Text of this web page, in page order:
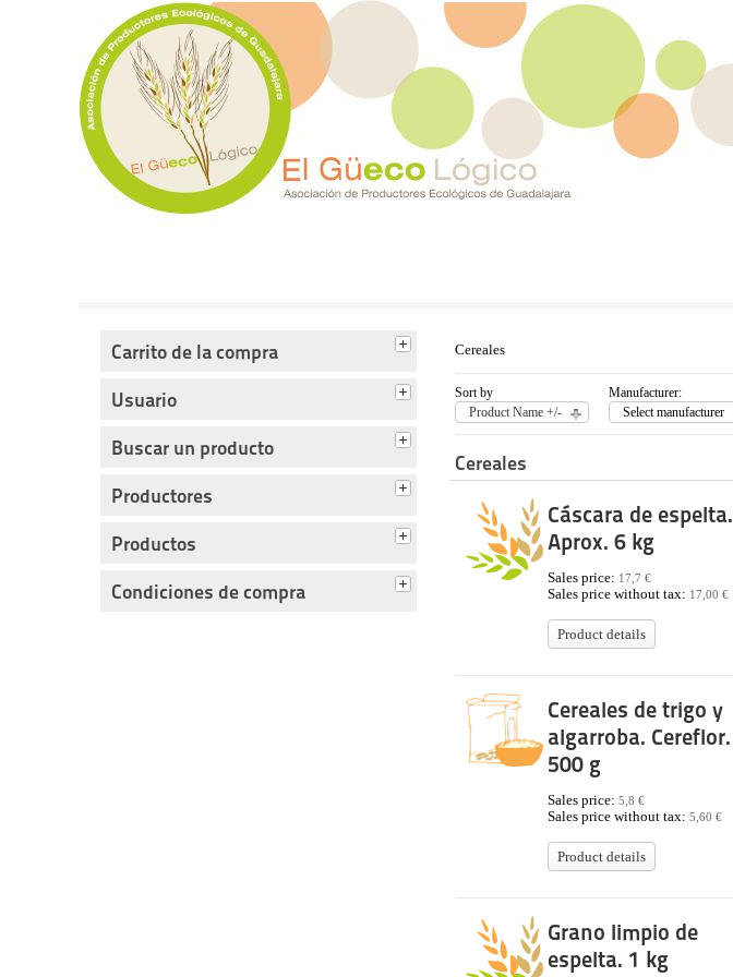
Carrito de la compra
Usuario
Buscar un producto
Productores
Productos
Condiciones de compra
Cereales
Sort by
Product Name +/-
Manufacturer:
Select manufacturer
Cereales
Cáscara de espelta.
Aprox. 6 kg
Sales price: 17,7 €
Sales price without tax: 17,00 €
Product details
Cereales de trigo y
algarroba. Cereflor.
500 g
Sales price: 5,8 €
Sales price without tax: 5,60 €
Product details
Grano limpio de
espelta. 1 kg